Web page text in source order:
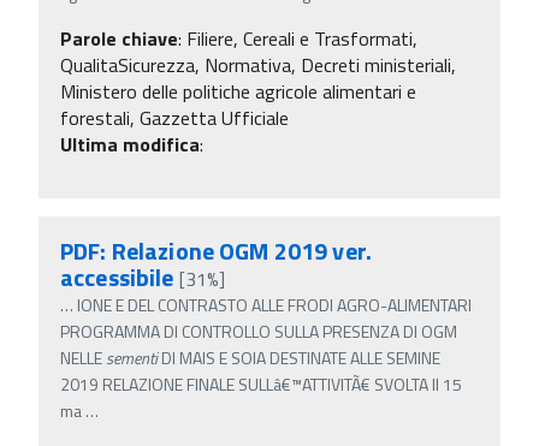
Parole chiave: Filiere, Cereali e Trasformati,
QualitaSicurezza, Normativa, Decreti ministeriali,
Ministero delle politiche agricole alimentari e
forestali, Gazzetta Ufficiale
Ultima modifica:
PDF: Relazione OGM 2019 ver.
accessibile [31%]
… IONE E DEL CONTRASTO ALLE FRODI AGRO-ALIMENTARI
PROGRAMMA DI CONTROLLO SULLA PRESENZA DI OGM
NELLEsementiDI MAIS E SOIA DESTINATE ALLE SEMINE
2019 RELAZIONE FINALE SULLâ€™ATTIVITÃ€ SVOLTA Il 15
ma…